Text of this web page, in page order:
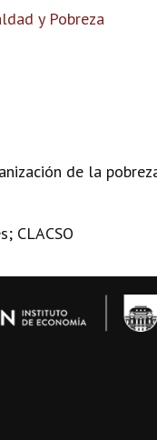
y Pobreza
de la
CLACSO